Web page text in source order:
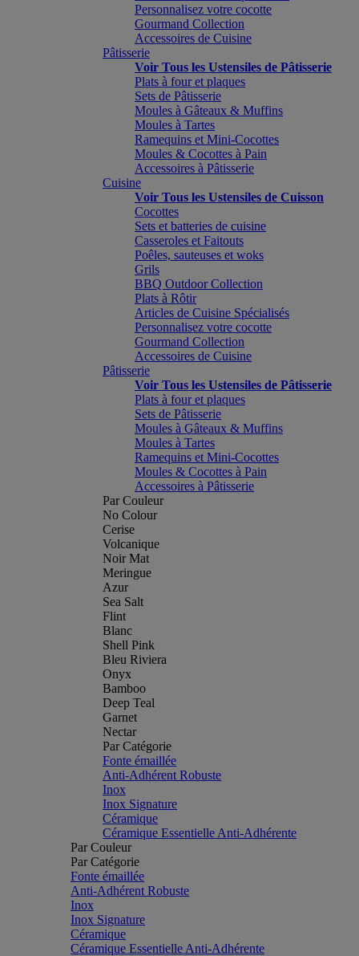
Personnalisez votre cocotte
Gourmand Collection
Accessoires de Cuisine
Pâtisserie
Voir Tous les Ustensiles de Pâtisserie
Plats à four et plaques
Sets de Pâtisserie
Moules à Gâteaux & Muffins
Moules à Tartes
Ramequins et Mini-Cocottes
Moules & Cocottes à Pain
Accessoires à Pâtisserie
Cuisine
Voir Tous les Ustensiles de Cuisson
Cocottes
Sets et batteries de cuisine
Casseroles et Faitouts
Poêles, sauteuses et woks
Grils
BBQ Outdoor Collection
Plats à Rôtir
Articles de Cuisine Spécialisés
Personnalisez votre cocotte
Gourmand Collection
Accessoires de Cuisine
Pâtisserie
Voir Tous les Ustensiles de Pâtisserie
Plats à four et plaques
Sets de Pâtisserie
Moules à Gâteaux & Muffins
Moules à Tartes
Ramequins et Mini-Cocottes
Moules & Cocottes à Pain
Accessoires à Pâtisserie
Par Couleur
No Colour
Cerise
Volcanique
Noir Mat
Meringue
Azur
Sea Salt
Flint
Blanc
Shell Pink
Bleu Riviera
Onyx
Bamboo
Deep Teal
Garnet
Nectar
Par Catégorie
Fonte émaillée
Anti-Adhérent Robuste
Inox
Inox Signature
Céramique
Céramique Essentielle Anti-Adhérente
Par Couleur
Par Catégorie
Fonte émaillée
Anti-Adhérent Robuste
Inox
Inox Signature
Céramique
Céramique Essentielle Anti-Adhérente